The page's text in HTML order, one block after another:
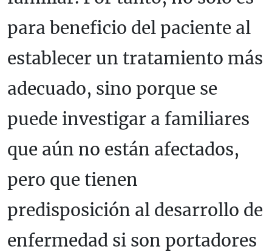
para beneficio del paciente al
establecer un tratamiento más
adecuado, sino porque se
puede investigar a familiares
que aún no están afectados,
pero que tienen
predisposición al desarrollo de
enfermedad si son portadores